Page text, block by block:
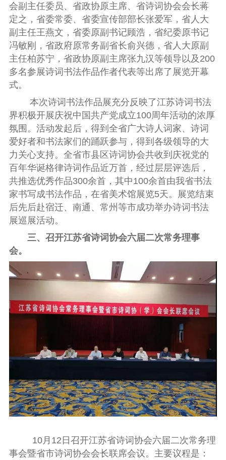
会副主任委员、省政协原主席、省诗词协会会长蒋
定之，省委常委、省委宣传部部长张爱军，省人大
副主任王燕文，省委原副书记顾浩，省纪委原书记
冯敏刚，省政府原常务副省长俞兴德，省人大原副
主任柏苏宁，省政协原副主席张九汉等领导以及 200
多名参展诗词书法作品作者代表等出席了展览开幕
式。
本次诗词书法作品展充分反映了江苏诗词书法
界积极开展庆祝中国共产党成立100周年活动的浓厚
氛围。活动发起后，得到全省广大诗人词家、诗词
爱好者和书法家们的踊跃参与，得到各级领导的大
力关心支持。全省市县区诗词协会共收到庆祝党的
百年华诞格律诗词作品近万首，经过层层评选后，
共推选优秀作品300余首， 其中100余首由我省书法
家书写成书法作品，在省美术馆展览5天。展览结束
后先后赴宿迁、南通、常州等市成功举办诗词书法
展巡展活动。
三、召开江苏省诗词协会六届二次常务理事
会。
10月 12 日召开江苏省诗词协会六届二次常务理
事会暨省市诗词协会会长联席会议。主要议程是：